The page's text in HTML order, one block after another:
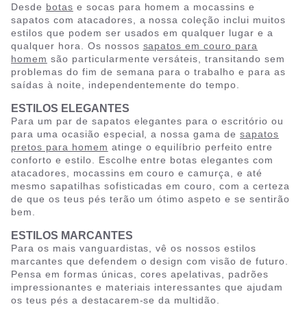
Desde botas e socas para homem a mocassins e
sapatos com atacadores, a nossa coleção inclui muitos
estilos que podem ser usados em qualquer lugar e a
qualquer hora. Os nossos sapatos em couro para
homem são particularmente versáteis, transitando sem
problemas do fim de semana para o trabalho e para as
saídas à noite, independentemente do tempo.
ESTILOS ELEGANTES
Para um par de sapatos elegantes para o escritório ou
para uma ocasião especial, a nossa gama desapatos
pretos para homem atinge o equilíbrio perfeito entre
conforto e estilo. Escolhe entre botas elegantes com
atacadores, mocassins em couro e camurça, e até
mesmo sapatilhas sofisticadas em couro, com a certeza
de que os teus pés terão um ótimo aspeto e se sentirão
bem.
ESTILOS MARCANTES
Para os mais vanguardistas, vê os nossos estilos
marcantes que defendem o design com visão de futuro.
Pensa em formas únicas, cores apelativas, padrões
impressionantes e materiais interessantes que ajudam
os teus pés a destacarem-se da multidão.